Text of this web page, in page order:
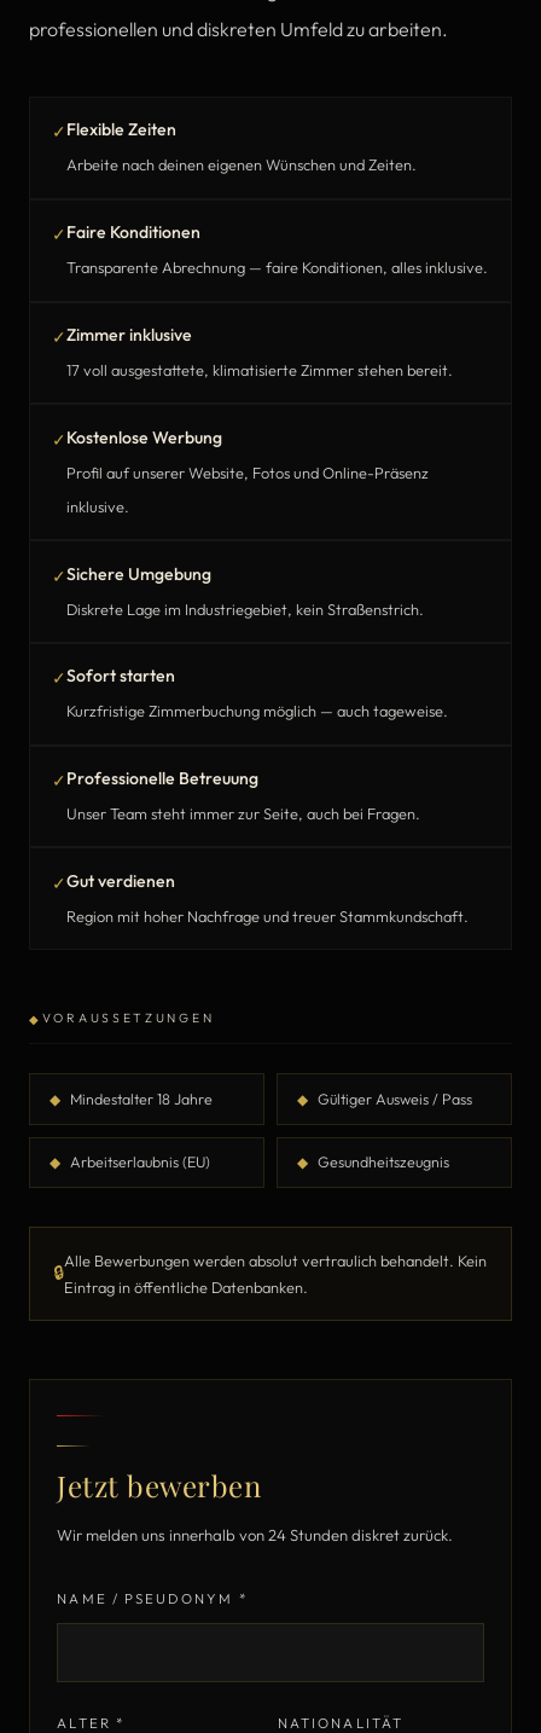
professionellen und diskreten Umfeld zu arbeiten.
✓Flexible Zeiten
Arbeite nach deinen eigenen Wünschen und Zeiten.
✓Faire Konditionen
Transparente Abrechnung — faire Konditionen, alles inklusive.
✓Zimmer inklusive
17 voll ausgestattete, klimatisierte Zimmer stehen bereit.
✓Kostenlose Werbung
Profil auf unserer Website, Fotos und Online-Präsenz
inklusive.
✓Sichere Umgebung
Diskrete Lage im Industriegebiet, kein Straßenstrich.
✓Sofort starten
Kurzfristige Zimmerbuchung möglich — auch tageweise.
✓Professionelle Betreuung
Unser Team steht immer zur Seite, auch bei Fragen.
✓Gut verdienen
Region mit hoher Nachfrage und treuer Stammkundschaft.
◆ VORAUSSETZUNGEN
◆ Mindestalter 18 Jahre ◆ Gültiger Ausweis / Pass
◆ Arbeitserlaubnis (EU) ◆ Gesundheitszeugnis
🔒
Alle Bewerbungen werden absolut vertraulich behandelt. Kein
Eintrag in öffentliche Datenbanken.
Jetzt bewerben
Wir melden uns innerhalb von 24 Stunden diskret zurück.
NAME / PSEUDONYM *
ALTER * NATIONALITÄT